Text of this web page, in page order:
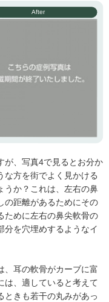
After
が、写真4で見るとお分か
な方を街でよく見かける
うか？これは、左右の鼻
の距離があるためにその
ために左右の鼻尖軟骨の
分を穴埋めするようなイ
、耳の軟骨がカーブに富
は、適していると考えて
ときも若干の丸みがあっ